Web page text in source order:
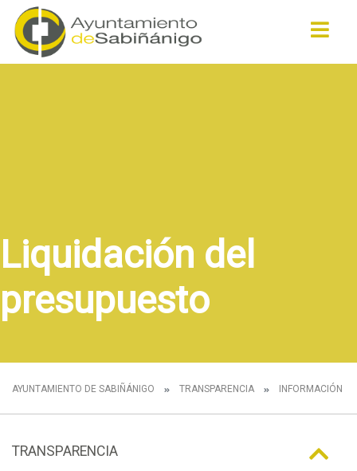
Liquidación del
presupuesto
AYUNTAMIENTO DE SABIÑÁNIGO TRANSPARENCIA INFORMACIÓN
TRANSPARENCIA